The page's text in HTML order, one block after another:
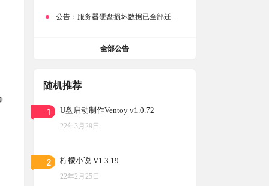
公告： 服务器硬盘损坏数据已全部迁移备份，网站恢复完成！
全部公告
随机推荐
1 U盘启动制作Ventoy v1.0.72
22年3月29日
2 柠檬小说 V1.3.19
22年2月25日